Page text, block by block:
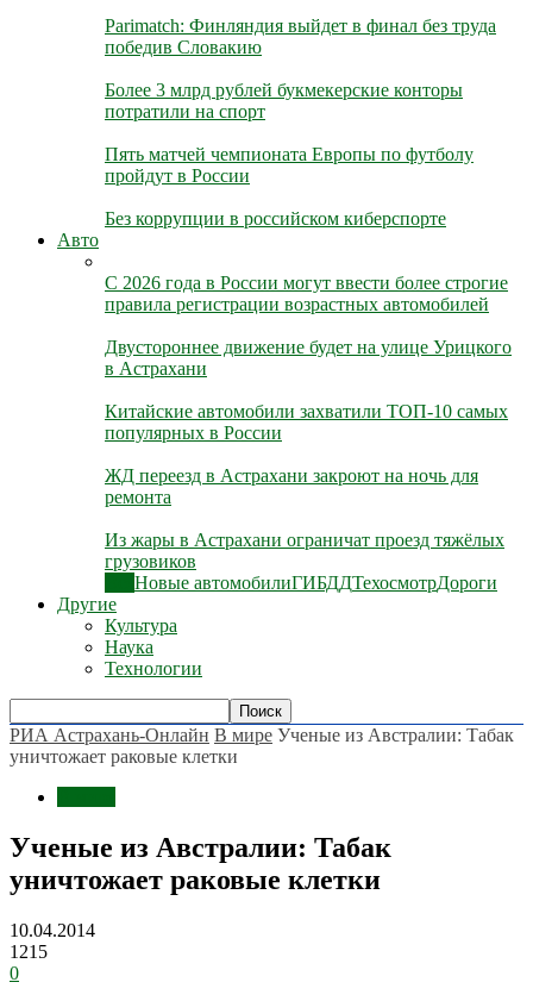
Parimatch: Финляндия выйдет в финал без труда
победив Словакию
Более 3 млрд рублей букмекерские конторы
потратили на спорт
Пять матчей чемпионата Европы по футболу
пройдут в России
Без коррупции в российском киберспорте
Авто
С 2026 года в России могут ввести более строгие
правила регистрации возрастных автомобилей
Двустороннее движение будет на улице Урицкого
в Астрахани
Китайские автомобили захватили ТОП-10 самых
популярных в России
ЖД переезд в Астрахани закроют на ночь для
ремонта
Из жары в Астрахани ограничат проезд тяжёлых
грузовиков
Новые автомобилиГИБДДТехосмотрДороги
Другие
Культура
Наука
Технологии
РИА Астрахань-Онлайн В мире Ученые из Австралии: Табак
уничтожает раковые клетки
Ученые из Австралии: Табак
уничтожает раковые клетки
10.04.2014
1215
0